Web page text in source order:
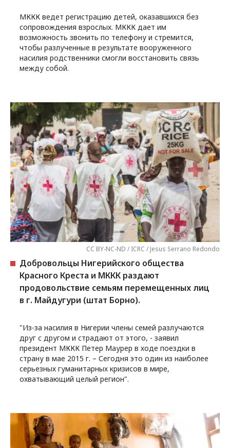
МККК ведет регистрацию детей, оказавшихся без
сопровождения взрослых. МККК дает им
возможность звонить по телефону и стремится,
чтобы разлученные в результате вооруженного
насилия родственники смогли восстановить связь
между собой.
CC BY-NC-ND / ICRC / Jesus Serrano Redondo
Добровольцы Нигерийского общества
Красного Креста и МККК раздают
продовольствие семьям перемещенных лиц
в г. Майдугури (штат Борно).
"Из-за насилия в Нигерии члены семей разлучаются
друг с другом и страдают от этого, - заявил
президент МККК Петер Маурер в ходе поездки в
страну в мае 2015 г. – Сегодня это один из наиболее
серьезных гуманитарных кризисов в мире,
охватывающий целый регион".